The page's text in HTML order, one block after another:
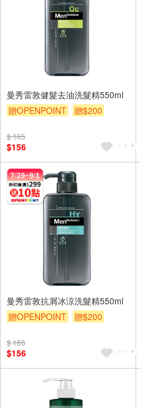
曼秀雷敦健髮去油洗髮精550ml
贈OPENPOINT
贈$200
$ 165
$156
曼秀雷敦抗屑冰涼洗髮精550ml
贈OPENPOINT
贈$200
$ 165
$156